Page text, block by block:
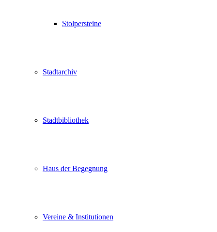
Stolpersteine
Stadtarchiv
Stadtbibliothek
Haus der Begegnung
Vereine & Institutionen